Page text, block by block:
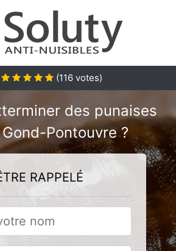
(116 votes)
des punaises
Pontouvre ?
RAPPELÉ